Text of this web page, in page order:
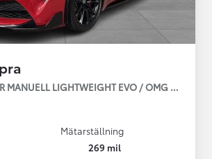
MANUELL LIGHTWEIGHT EVO / OMG LEV!
Mätarställning
269 mil